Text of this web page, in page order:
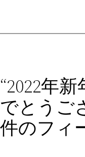
“2022年
でとうご
件のフィ